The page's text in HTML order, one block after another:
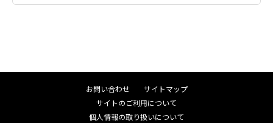
お問い合わせ
サイトマップ
サイトのご利用について
個人情報の取り扱いについて